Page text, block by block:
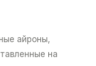
айроны,
на